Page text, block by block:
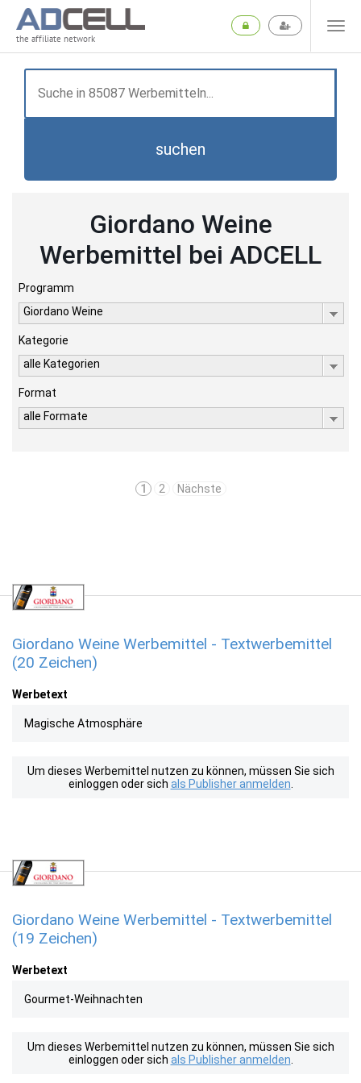
the affiliate network
suchen
Giordano Weine
Werbemittel bei ADCELL
Programm
Giordano Weine
Kategorie
alle Kategorien
Format
alle Formate
1 2 Nächste
Giordano Weine Werbemittel - Textwerbemittel
(20 Zeichen)
Werbetext
Magische Atmosphäre
Um dieses Werbemittel nutzen zu können, müssen Sie sich
einloggen oder sich als Publisher anmelden
Giordano Weine Werbemittel - Textwerbemittel
(19 Zeichen)
Werbetext
Gourmet-Weihnachten
Um dieses Werbemittel nutzen zu können, müssen Sie sich
einloggen oder sich als Publisher anmelden